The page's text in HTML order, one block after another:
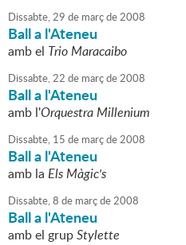
Dissabte,29 de marçde2008
Ball a l'Ateneu
amb el Trio Maracaibo
Dissabte,22 de marçde2008
Ball a l'Ateneu
amb l'Orquestra Millenium
Dissabte, 15 de marçde2008
Ball a l'Ateneu
amb la Els Màgic's
Dissabte,8 de marçde2008
Ball a l'Ateneu
amb el grupStylette